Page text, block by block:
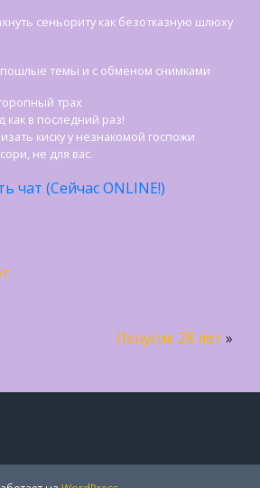
сеньориту как безотказную шлюху
темы и с обменом снимками
трах
как в последний раз!
киску у незнакомой госпожи
не для вас.
чат (Сейчас ONLINE!)
Ленусик 28 лет »